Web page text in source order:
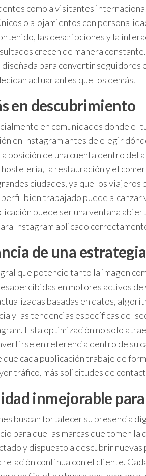
como a visitantes
o alojamientos con
las descripciones y la
crecen de manera
para convertir
actuar antes que los demás.
en descubrimiento
en comunidades donde
en Instagram antes de elegir
posición de una cuenta dentro
la restauración y el
ciudades, ya que los
bien trabajado puede
puede ser una ventana
Instagram aplicado
de una
que potencie tanto la imagen
en motores activos
basadas en datos,
y las tendencias específicas del
Esta optimización no solo
en referencia dentro de su
cada publicación trabaje de
tráfico, más solicitudes de
inmejorable
buscan fortalecer su presencia
para que las marcas que tomen
y dispuesto a descubrir
continua con el cliente.